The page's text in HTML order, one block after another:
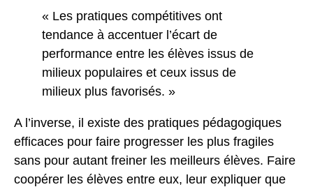
« Les pratiques compétitives ont
tendance à accentuer l’écart de
performance entre les élèves issus de
milieux populaires et ceux issus de
milieux plus favorisés. »
A l’inverse, il existe des pratiques pédagogiques
efficaces pour faire progresser les plus fragiles
sans pour autant freiner les meilleurs élèves. Faire
coopérer les élèves entre eux, leur expliquer que